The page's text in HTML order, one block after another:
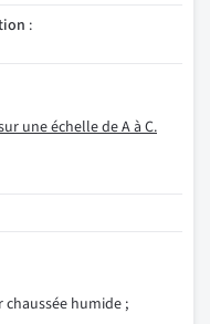
:
humide ;